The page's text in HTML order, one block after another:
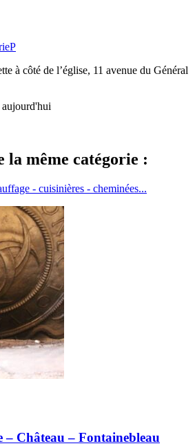
à côté de l’église, 11 avenue du Général
aujourd'hui
la même catégorie :
- cuisinières - cheminées...
– Château – Fontainebleau